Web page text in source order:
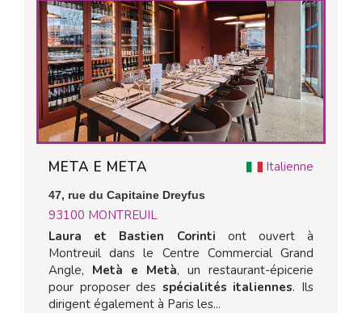
Italienne
META E META
47, rue du Capitaine Dreyfus
93100 MONTREUIL
Laura et Bastien Corinti ont ouvert à
Montreuil dans le Centre Commercial Grand
Angle, Metà e Metà, un restaurant-épicerie
pour proposer des spécialités italiennes. Ils
dirigent également à Paris les...